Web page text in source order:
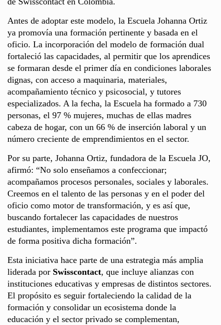
Antes de adoptar este modelo, la Escuela Johanna Ortiz
ya promovía una formación pertinente y basada en el
oficio. La incorporación del modelo de formación dual
fortaleció las capacidades, al permitir que los aprendices
se formaran desde el primer día en condiciones laborales
dignas, con acceso a maquinaria, materiales,
acompañamiento técnico y psicosocial, y tutores
especializados. A la fecha, la Escuela ha formado a 730
personas, el 97 % mujeres, muchas de ellas madres
cabeza de hogar, con un 66 % de inserción laboral y un
número creciente de emprendimientos en el sector.
Por su parte, Johanna Ortiz, fundadora de la Escuela JO,
afirmó: “No solo enseñamos a confeccionar;
acompañamos procesos personales, sociales y laborales.
Creemos en el talento de las personas y en el poder del
oficio como motor de transformación, y es así que,
buscando fortalecer las capacidades de nuestros
estudiantes, implementamos este programa que impactó
de forma positiva dicha formación”.
Esta iniciativa hace parte de una estrategia más amplia
liderada por Swisscontact, que incluye alianzas con
instituciones educativas y empresas de distintos sectores.
El propósito es seguir fortaleciendo la calidad de la
formación y consolidar un ecosistema donde la
educación y el sector privado se complementan,